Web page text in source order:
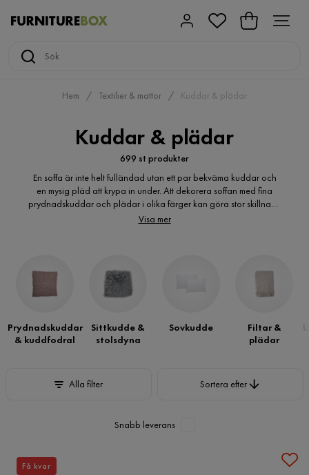
Hem Textilier & mattor Kuddar & plädar
Kuddar & plädar
699 st produkter
En soffa är inte helt fulländad utan ett par bekväma kuddar och
en mysig pläd att krypa in under. Att dekorera soffan med fina
prydnadskuddar och plädar i olika färger kan göra stor skillnad i
ett rum. Det finns många alternativ på kuddar och plädar i flera
Visa mer
Prydnadskuddar
& kuddfodral
Sittkudde &
stolsdyna
Sovkudde
Filtar &
plädar
Alla filter Sortera efter
Snabb leverans
Få kvar